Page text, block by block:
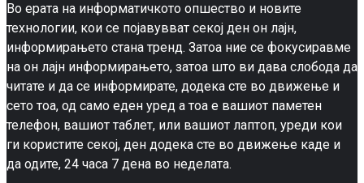
Во ерата на информатичкото опшество и новите
технологии, кои се појавувват секој ден он лајн,
информирањето стана тренд. Затоа ние се фокусиравме
на он лајн информирањето, затоа што ви дава слобода да
читате и да се информирате, додека сте во движење и
сето тоа, од само еден уред а тоа е вашиот паметен
телефон, вашиот таблет, или вашиот лаптоп, уреди кои
ги користите секој, ден додека сте во движење каде и
да одите, 24 часа 7 дена во неделата.